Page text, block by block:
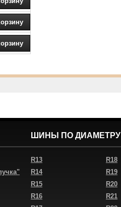
ШИНЫ ПО ДИАМЕТРУ
R13
R14
R15
R16
R18
R19
R20
R21